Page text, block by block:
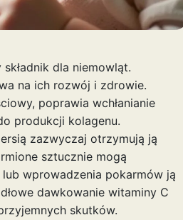
dla niemowląt.
na ich rozwój i zdrowie.
poprawia wchłanianie
produkcji kolagenu.
zazwyczaj otrzymują ją
sztucznie mogą
wprowadzenia pokarmów ją
dawkowanie witaminy C
skutków.